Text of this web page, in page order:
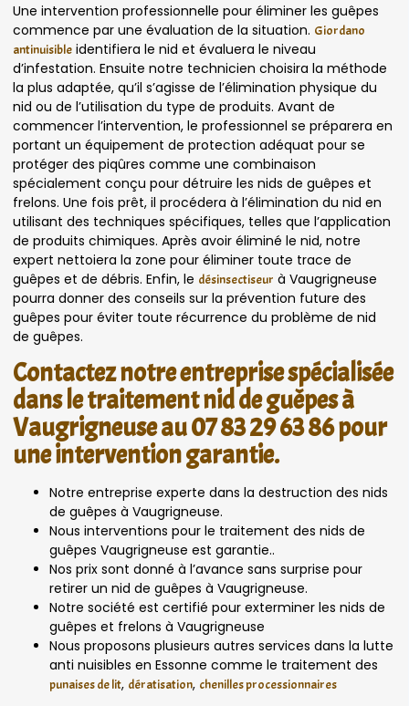
Une intervention professionnelle pour éliminer les guêpes
commence par une évaluation de la situation. Giordano
antinuisible identifiera le nid et évaluera le niveau
d’infestation. Ensuite notre technicien choisira la méthode
la plus adaptée, qu’il s’agisse de l’élimination physique du
nid ou de l’utilisation du type de produits. Avant de
commencer l’intervention, le professionnel se préparera en
portant un équipement de protection adéquat pour se
protéger des piqûres comme une combinaison
spécialement conçu pour détruire les nids de guêpes et
frelons. Une fois prêt, il procédera à l’élimination du nid en
utilisant des techniques spécifiques, telles que l’application
de produits chimiques. Après avoir éliminé le nid, notre
expert nettoiera la zone pour éliminer toute trace de
guêpes et de débris. Enfin, le désinsectiseur à Vaugrigneuse
pourra donner des conseils sur la prévention future des
guêpes pour éviter toute récurrence du problème de nid
de guêpes.
Contactez notre entreprise spécialisée
dans le traitement nid de guêpes à
Vaugrigneuse au 07 83 29 63 86 pour
une intervention garantie.
Notre entreprise experte dans la destruction des nids
de guêpes à Vaugrigneuse.
Nous interventions pour le traitement des nids de
guêpes Vaugrigneuse est garantie..
Nos prix sont donné à l’avance sans surprise pour
retirer un nid de guêpes à Vaugrigneuse.
Notre société est certifié pour exterminer les nids de
guêpes et frelons à Vaugrigneuse
Nous proposons plusieurs autres services dans la lutte
anti nuisibles en Essonne comme le traitement des
punaises de lit, dératisation, chenilles processionnaires